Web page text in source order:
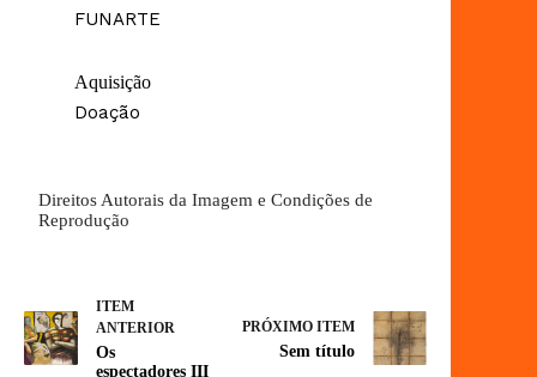
FUNARTE
Aquisição
Doação
Direitos Autorais da Imagem e Condições de
Reprodução
ITEM
ANTERIOR
Os
espectadores III
PRÓXIMO ITEM
Sem título